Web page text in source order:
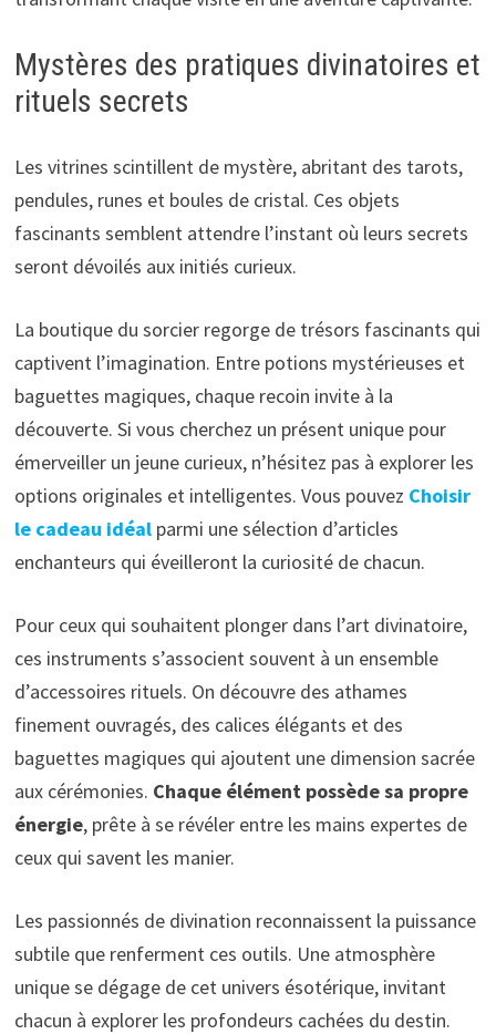
Mystères des pratiques divinatoires et
rituels secrets
Les vitrines scintillent de mystère, abritant des tarots,
pendules, runes et boules de cristal. Ces objets
fascinants semblent attendre l’instant où leurs secrets
seront dévoilés aux initiés curieux.
La boutique du sorcier regorge de trésors fascinants qui
captivent l’imagination. Entre potions mystérieuses et
baguettes magiques, chaque recoin invite à la
découverte. Si vous cherchez un présent unique pour
émerveiller un jeune curieux, n’hésitez pas à explorer les
options originales et intelligentes. Vous pouvez Choisir
le cadeau idéalparmi une sélection d’articles
enchanteurs qui éveilleront la curiosité de chacun.
Pour ceux qui souhaitent plonger dans l’art divinatoire,
ces instruments s’associent souvent à un ensemble
d’accessoires rituels. On découvre des athames
finement ouvragés, des calices élégants et des
baguettes magiques qui ajoutent une dimension sacrée
aux cérémonies. Chaque élément possède sa propre
énergie, prête à se révéler entre les mains expertes de
ceux qui savent les manier.
Les passionnés de divination reconnaissent la puissance
subtile que renferment ces outils. Une atmosphère
unique se dégage de cet univers ésotérique, invitant
chacun à explorer les profondeurs cachées du destin.